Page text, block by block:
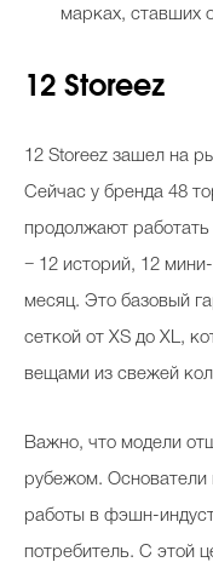
марках, ставших
12 Storeez
12 Storeez зашел на
Сейчас у бренда 48
продолжают
− 12 историй, 12
месяц. Это базовый
сеткой от XS до XL,
вещами из свежей
Важно, что модели
рубежом.
работы в фэшн-
потребитель. С этой